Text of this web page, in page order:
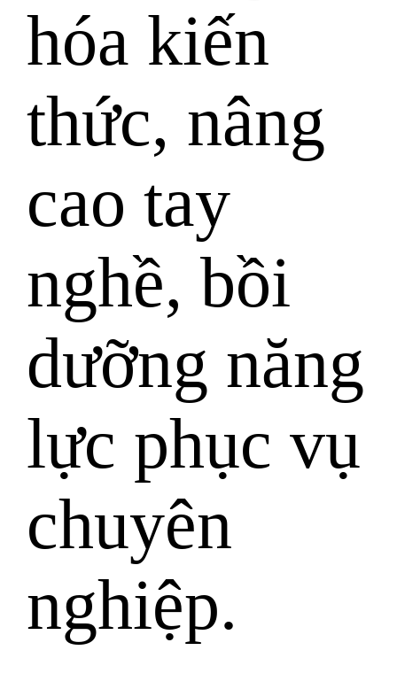
hóa kiến
thức, nâng
cao tay
nghề, bồi
dưỡng năng
lực phục vụ
chuyên
nghiệp.